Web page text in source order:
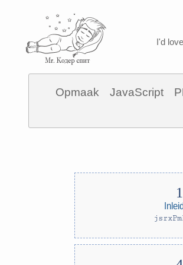
I'd
Opmaak JavaScript